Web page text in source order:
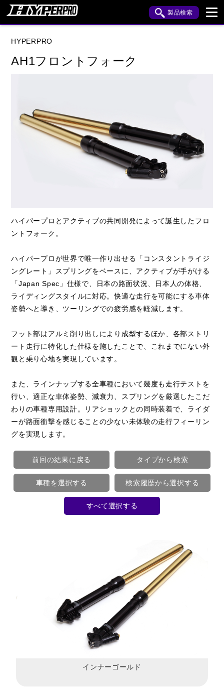
製品検索
KAWASAKI
閉じる
HYPERPRO
AH1フロントフォーク
ハイパープロとアクティブの共同開発によって誕生したフロ
ントフォーク。
ハイパープロが世界で唯一作り出せる「コンスタントライジ
ングレート」スプリングをベースに、アクティブが手がける
「Japan Spec」仕様で、日本の路面状況、日本人の体格、
ライディングスタイルに対応。快適な走行を可能にする車体
姿勢へと導き、ツーリングでの疲労感を軽減します。
フット部はアルミ削り出しにより成型するほか、各部ストリ
ート走行に特化した仕様を施したことで、これまでにない外
観と乗り心地を実現しています。
また、ラインナップする全車種において幾度も走行テストを
行い、適正な車体姿勢、減衰力、スプリングを厳選したこだ
わりの車種専用設計。リアショックとの同時装着で、ライダ
ーが路面衝撃を感じることの少ない未体験の走行フィーリン
グを実現します。
前回の結果に戻る タイプから検索
車種を選択する 検索履歴から選択する
すべて選択する
インナーゴールド